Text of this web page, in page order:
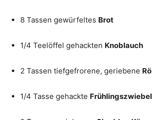
8 Tassen gewürfeltes Brot
1/4 Teelöffel gehackten Knoblauch
2 Tassen tiefgefrorene, geriebene
1/4 Tasse gehackte